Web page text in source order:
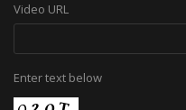
Video URL
Enter text below